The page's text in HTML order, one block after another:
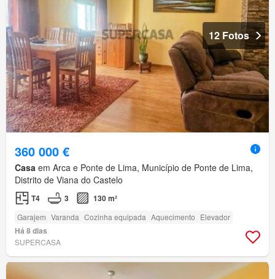
12 Fotos
360 000 €
Casa em Arca e Ponte de Lima, Município de Ponte de Lima,
Distrito de Viana do Castelo
T4 3 130 m²
Garajem Varanda Cozinha equipada Aquecimento Elevador
Há 8 dias
SUPERCASA